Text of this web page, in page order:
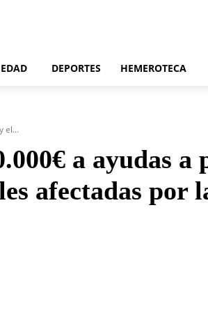
DEPORTES HEMEROTECA
el...
a ayudas
afectadas por